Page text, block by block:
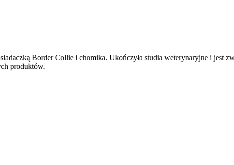
Border Collie i chomika. Ukończyła studia weterynaryjne i jest
produktów.